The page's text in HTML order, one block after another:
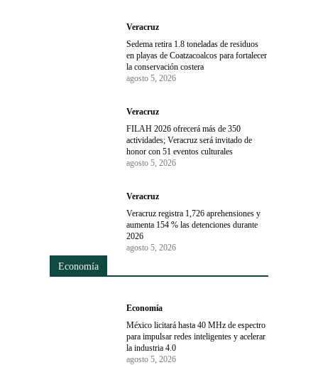
Veracruz
Sedema retira 1.8 toneladas de residuos
en playas de Coatzacoalcos para fortalecer
la conservación costera
agosto 5, 2026
Veracruz
FILAH 2026 ofrecerá más de 350
actividades; Veracruz será invitado de
honor con 51 eventos culturales
agosto 5, 2026
Veracruz
Veracruz registra 1,726 aprehensiones y
aumenta 154 % las detenciones durante
2026
agosto 5, 2026
Economía
Economía
México licitará hasta 40 MHz de espectro
para impulsar redes inteligentes y acelerar
la industria 4.0
agosto 5, 2026